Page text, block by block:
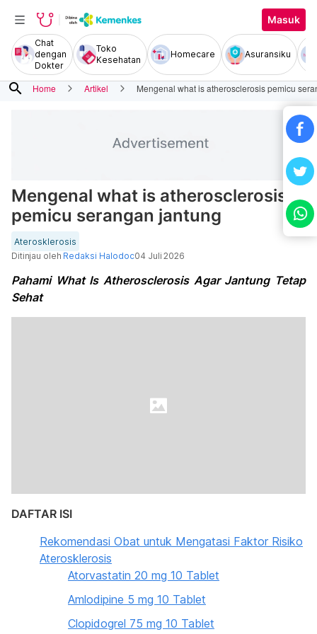
Masuk
Chat
dengan
Dokter
Toko
Kesehatan
Homecare Asuransiku
search Home Artikel Mengenal what is atherosclerosis pemicu
Mengenal what is atherosclerosis
pemicu serangan jantung
Aterosklerosis
Ditinjau oleh Redaksi Halodoc04 Juli 2026
Pahami What Is Atherosclerosis Agar Jantung Tetap
Sehat
DAFTAR ISI
Rekomendasi Obat untuk Mengatasi Faktor Risiko
Aterosklerosis
Atorvastatin 20 mg 10 Tablet
Amlodipine 5 mg 10 Tablet
Clopidogrel 75 mg 10 Tablet